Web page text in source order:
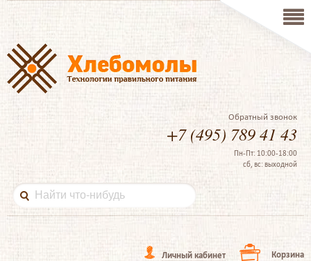
Обратный звонок
+7 (495) 789 41 43
Пн-Пт: 10:00-18:00
сб, вс: выходной
Личный кабинет Корзина